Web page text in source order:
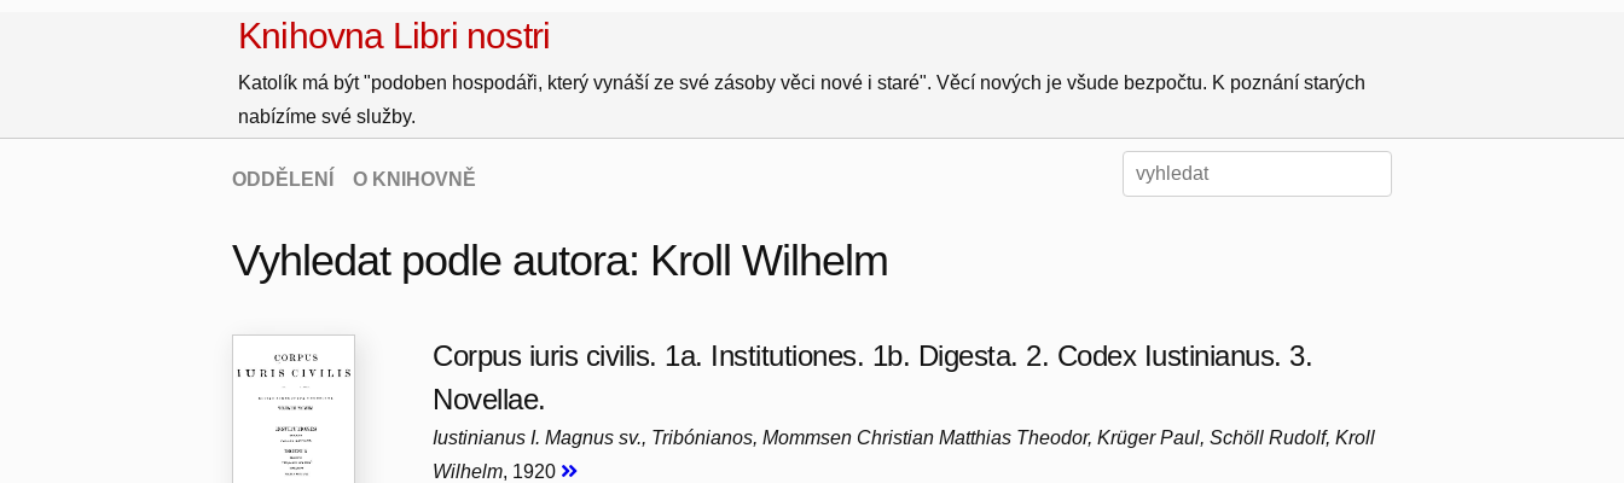
Knihovna Libri nostri
Katolík má být "podoben hospodáři, který vynáší ze své zásoby věci nové i staré". Věcí nových je všude bezpočtu. K poznání starých
nabízíme své služby.
ODDĚLENÍ O KNIHOVNĚ
Vyhledat podle autora: Kroll Wilhelm
Corpus iuris civilis. 1a. Institutiones. 1b. Digesta. 2. Codex Iustinianus. 3.
Novellae.
Iustinianus I. Magnus sv., Tribónianos, Mommsen Christian Matthias Theodor, Krüger Paul, Schöll Rudolf, Kroll
Wilhelm, 1920